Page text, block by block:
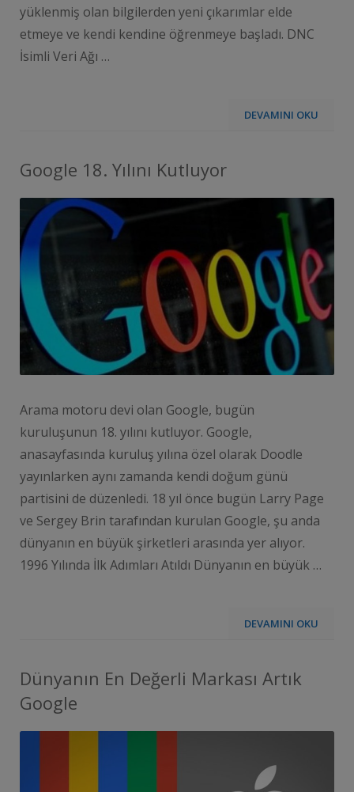
yüklenmiş olan bilgilerden yeni çıkarımlar elde
etmeye ve kendi kendine öğrenmeye başladı. DNC
İsimli Veri Ağı …
DEVAMINI OKU
Google 18. Yılını Kutluyor
Arama motoru devi olan Google, bugün
kuruluşunun 18. yılını kutluyor. Google,
anasayfasında kuruluş yılına özel olarak Doodle
yayınlarken aynı zamanda kendi doğum günü
partisini de düzenledi. 18 yıl önce bugün Larry Page
ve Sergey Brin tarafından kurulan Google, şu anda
dünyanın en büyük şirketleri arasında yer alıyor.
1996 Yılında İlk Adımları Atıldı Dünyanın en büyük …
DEVAMINI OKU
Dünyanın En Değerli Markası Artık
Google